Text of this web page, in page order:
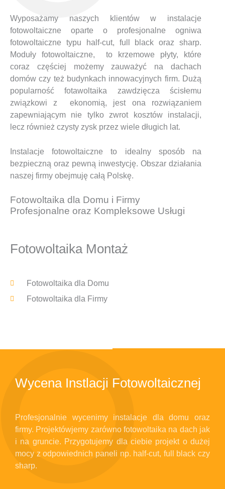
Wyposażamy naszych klientów w instalacje
fotowoltaiczne oparte o profesjonalne ogniwa
fotowoltaiczne typu half-cut, full black oraz sharp.
Moduły fotowoltaiczne, to krzemowe płyty, które
coraz częściej możemy zauważyć na dachach
domów czy też budynkach innowacyjnych firm. Dużą
popularność fotawoltaika zawdzięcza ścisłemu
związkowi z ekonomią, jest ona rozwiązaniem
zapewniającym nie tylko zwrot kosztów instalacji,
lecz również czysty zysk przez wiele długich lat.
Instalacje fotowoltaiczne to idealny sposób na
bezpieczną oraz pewną inwestycję. Obszar działania
naszej firmy obejmuję całą Polskę.
Fotowoltaika dla Domu i Firmy
Profesjonalne oraz Kompleksowe Usługi
Fotowoltaika Montaż
Fotowoltaika dla Domu
Fotowoltaika dla Firmy
Wycena Instlacji Fotowoltaicznej
Profesjonalnie wycenimy instalacje dla domu oraz
firmy. Projektówjemy zarówno fotowoltaika na dach jak
i na gruncie. Przygotujemy dla ciebie projekt o dużej
mocy z odpowiednich paneli np. half-cut, full black czy
sharp.